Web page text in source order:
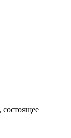
состоящее